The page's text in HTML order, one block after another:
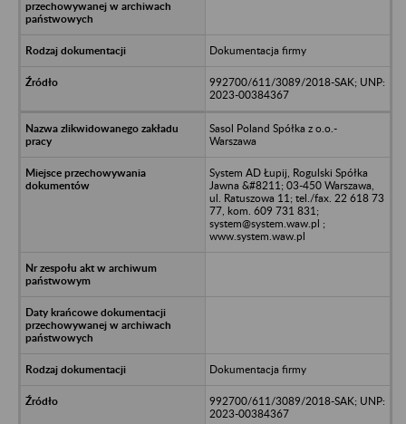
Dokumentacja firmy
992700/611/3089/2018-SAK; UNP:
2023-00384367
Sasol Poland Spółka z o.o.-
Warszawa
System AD Łupij, Rogulski Spółka
Jawna &#8211; 03-450 Warszawa,
ul. Ratuszowa 11; tel./fax. 22 618 73
77, kom. 609 731 831;
system@system.waw.pl ;
www.system.waw.pl
Dokumentacja firmy
992700/611/3089/2018-SAK; UNP:
2023-00384367